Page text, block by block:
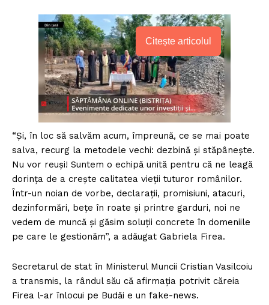
Citește articolul
“Şi, în loc să salvăm acum, împreună, ce se mai poate
salva, recurg la metodele vechi: dezbină şi stăpâneşte.
Nu vor reuşi! Suntem o echipă unită pentru că ne leagă
dorinţa de a creşte calitatea vieţii tuturor românilor.
Într-un noian de vorbe, declaraţii, promisiuni, atacuri,
dezinformări, beţe în roate şi printre garduri, noi ne
vedem de muncă şi găsim soluţii concrete în domeniile
pe care le gestionăm”, a adăugat Gabriela Firea.
Secretarul de stat în Ministerul Muncii Cristian Vasilcoiu
a transmis, la rândul său că afirmaţia potrivit căreia
Firea l-ar înlocui pe Budăi e un fake-news.